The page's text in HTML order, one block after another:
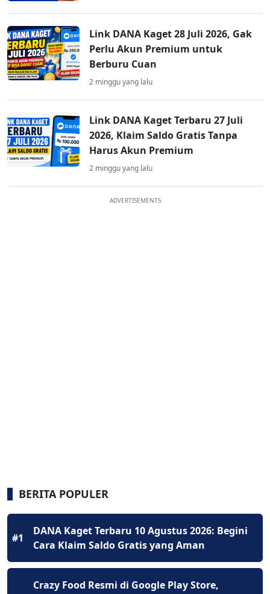
Link DANA Kaget 28 Juli 2026, Gak
Perlu Akun Premium untuk
Berburu Cuan
2 minggu yang lalu
Link DANA Kaget Terbaru 27 Juli
2026, Klaim Saldo Gratis Tanpa
Harus Akun Premium
2 minggu yang lalu
ADVERTISEMENTS
BERITA POPULER
#1
DANA Kaget Terbaru 10 Agustus 2026: Begini
Cara Klaim Saldo Gratis yang Aman
Crazy Food Resmi di Google Play Store,